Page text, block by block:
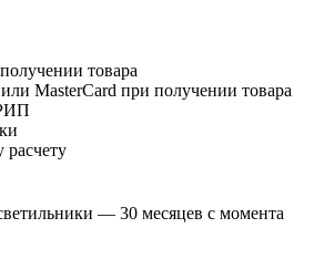
товара
MasterCard при получении товара
— 30 месяцев с момента